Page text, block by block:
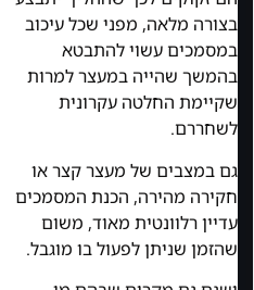
בצורה מלאה, מפני שכל עיכוב
במסמכים עשוי להתבטא
בהמשך שהייה במעצר למרות
שקיימת החלטה עקרונית
לשחררם.
גם במצבים של מעצר קצר או
חקירה מהירה, הכנת המסמכים
עדיין רלוונטית מאוד, משום
שהזמן שניתן לפעול בו מוגבל.